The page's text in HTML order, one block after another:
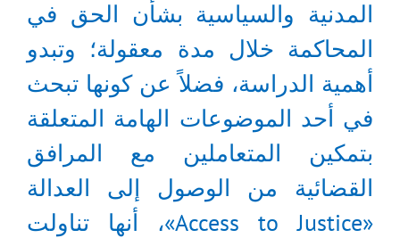
المدنية والسياسية بشأن الحق في
المحاكمة خلال مدة معقولة؛ وتبدو
أهمية الدراسة، فضلاً عن كونها تبحث
في أحد الموضوعات الهامة المتعلقة
بتمكين المتعاملين مع المرافق
القضائية من الوصول إلى العدالة
«Access to Justice»، أنها تناولت